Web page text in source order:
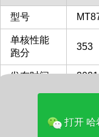
型号
单核性能
跑分
353
发布时间 2021
7%
打开 哈